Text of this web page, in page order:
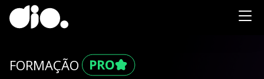
FORMAÇÃO